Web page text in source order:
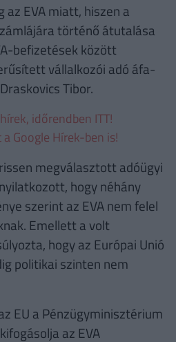
az EVA miatt, hiszen a
történő átutalása
befizetések között
vállalkozói adó áfa-
Tibor.
időrendben ITT!
Google Hírek-ben is!
megválasztott adóügyi
hogy néhány
szerint az EVA nem felel
Emellett a volt
hogy az Európai Unió
politikai szinten nem
EU a Pénzügyminisztérium
az EVA